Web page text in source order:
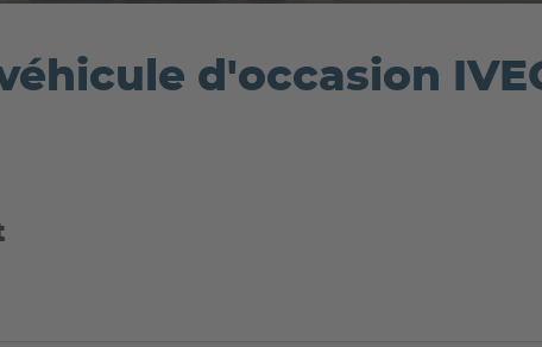
d'occasion